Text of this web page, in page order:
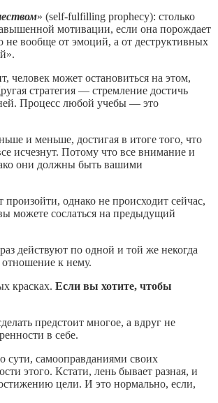
» (self-fulfilling prophecy): столько
мотивации, если она порождает
не вообще от эмоций, а от деструктивных
человек может остановиться на этом,
стратегия — стремление достичь
Процесс любой учебы — это
и меньше, достигая в итоге того, что
исчезнут. Потому что все внимание и
они должны быть вашими
однако не происходит сейчас,
можете сослаться на предыдущий
действуют по одной и той же некогда
к нему.
красках. Если вы хотите, чтобы
предстоит многое, а вдруг не
в себе.
сути, самооправданиями своих
этого. Кстати, лень бывает разная, и
цели. И это нормально, если,